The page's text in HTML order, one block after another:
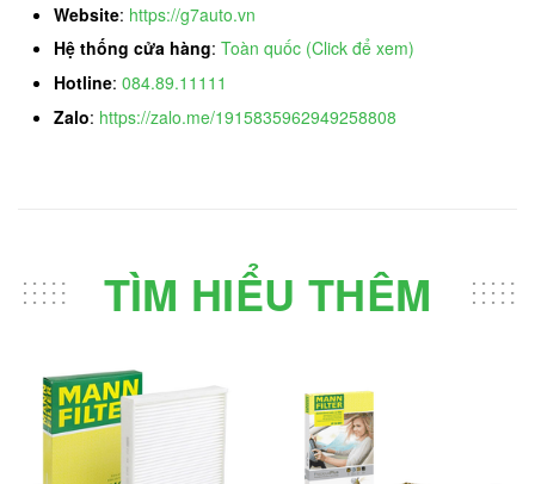
Website: https://g7auto.vn
Hệ thống cửa hàng: Toàn quốc (Click để xem)
Hotline: 084.89.11111
Zalo: https://zalo.me/1915835962949258808
TÌM HIỂU THÊM